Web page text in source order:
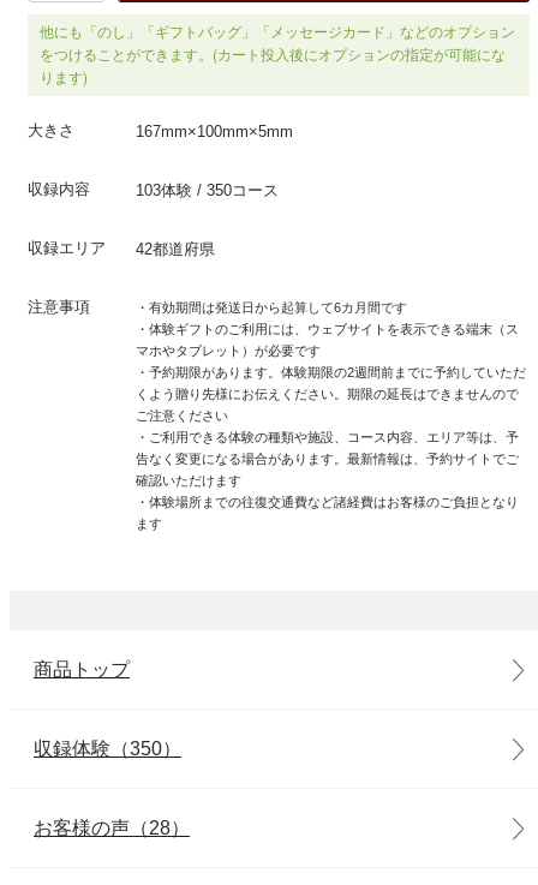
他にも「のし」「ギフトバッグ」「メッセージカード」などのオプション
をつけることができます。(カート投入後にオプションの指定が可能にな
ります)
大きさ 167mm×100mm×5mm
収録内容 103体験 / 350コース
収録エリア 42都道府県
注意事項
・有効期間は発送日から起算して6カ月間です
・体験ギフトのご利用には、ウェブサイトを表示できる端末（ス
マホやタブレット）が必要です
・予約期限があります。体験期限の2週間前までに予約していただ
くよう贈り先様にお伝えください。期限の延長はできませんので
ご注意ください
・ご利用できる体験の種類や施設、コース内容、エリア等は、予
告なく変更になる場合があります。最新情報は、予約サイトでご
確認いただけます
・体験場所までの往復交通費など諸経費はお客様のご負担となり
ます
商品トップ
収録体験（350）
お客様の声（28）